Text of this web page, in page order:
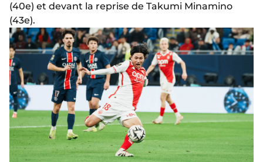
(40e) et devant la reprise de Takumi Minamino
(43e).